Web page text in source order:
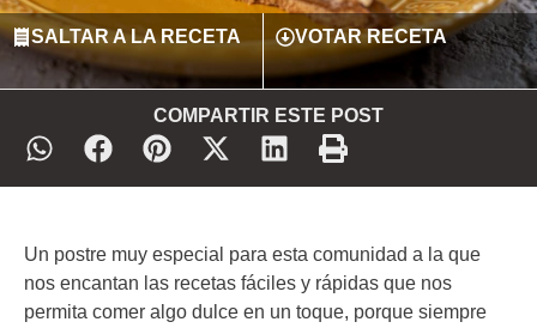
SALTAR A LA RECETA VOTAR RECETA
COMPARTIR ESTE POST
Un postre muy especial para esta comunidad a la que
nos encantan las recetas fáciles y rápidas que nos
permita comer algo dulce en un toque, porque siempre